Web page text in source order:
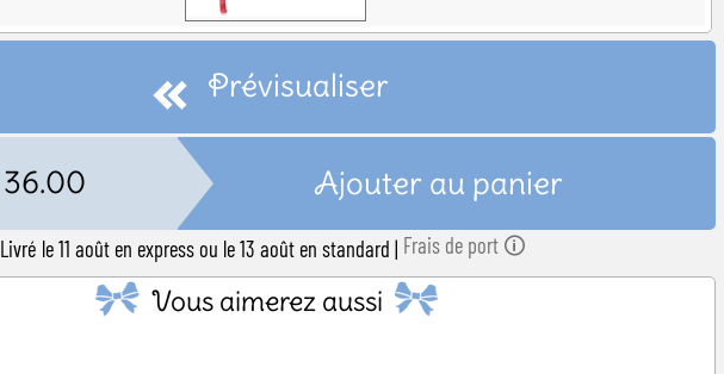
Prévisualiser
36.00 Ajouter au panier
Livré le 11 août en express ou le 13 août en standard | Frais de port 🛈
Vous aimerez aussi